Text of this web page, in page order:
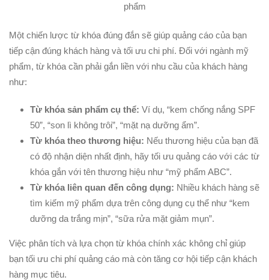
phẩm
Một chiến lược từ khóa đúng đắn sẽ giúp quảng cáo của bạn
tiếp cận đúng khách hàng và tối ưu chi phí. Đối với ngành mỹ
phẩm, từ khóa cần phải gắn liền với nhu cầu của khách hàng
như:
Từ khóa sản phẩm cụ thể: Ví dụ, “kem chống nắng SPF
50”, “son lì không trôi”, “mặt nạ dưỡng ẩm”.
Từ khóa theo thương hiệu: Nếu thương hiệu của bạn đã
có độ nhận diện nhất định, hãy tối ưu quảng cáo với các từ
khóa gắn với tên thương hiệu như “mỹ phẩm ABC”.
Từ khóa liên quan đến công dụng: Nhiều khách hàng sẽ
tìm kiếm mỹ phẩm dựa trên công dụng cụ thể như “kem
dưỡng da trắng mịn”, “sữa rửa mặt giảm mụn”.
Việc phân tích và lựa chọn từ khóa chính xác không chỉ giúp
bạn tối ưu chi phí quảng cáo mà còn tăng cơ hội tiếp cận khách
hàng mục tiêu.